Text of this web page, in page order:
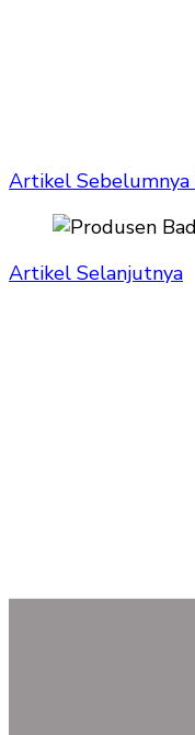
Artikel Sebelumnya
Artikel Selanjutnya